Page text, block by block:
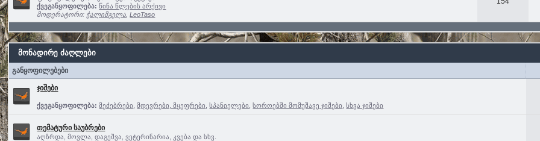
ქვეგანყოფილება: წინა წლების არქივი
მოდერატორი: ჭალიმგელა ,LeoTaso
მონადირე ძაღლები
განყოფილებები
ჯიშები
ქვეგანყოფილება: მეძებრები ,მდევრები, მყეფრები ,სპანიელები ,სოროებში მომუშავე ჯიშები ,სხვა ჯიშები
თემატური საუბრები
აღზრდა, მოვლა, დაგეშვა, ვეტერინარია, კვება და სხვ.